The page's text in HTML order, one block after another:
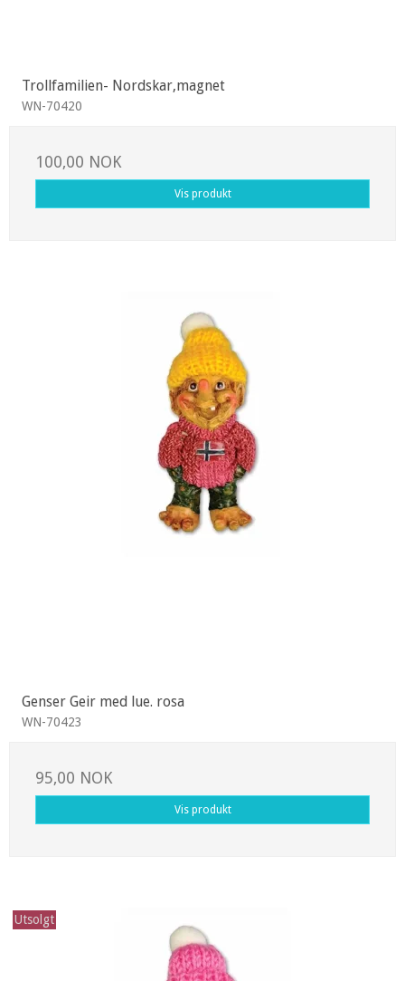
Trollfamilien- Nordskar,magnet
WN-70420
100,00 NOK
Vis produkt
Genser Geir med lue. rosa
WN-70423
95,00 NOK
Vis produkt
Utsolgt